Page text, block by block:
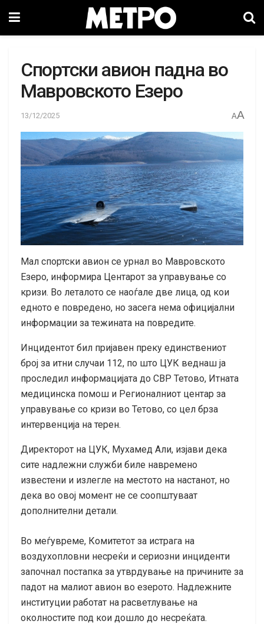
Спортски авион падна во
Мавровското Езеро
13/12/2025 AA
Мал спортски авион се урнал во Мавровското
Езеро, информира Центарот за управување со
кризи. Во леталото се наоѓале две лица, од кои
едното е повредено, но засега нема официјални
информации за тежината на повредите.
Инцидентот бил пријавен преку единствениот
број за итни случаи 112, по што ЦУК веднаш ја
проследил информацијата до СВР Тетово, Итната
медицинска помош и Регионалниот центар за
управување со кризи во Тетово, со цел брза
интервенција на терен.
Директорот на ЦУК, Мухамед Али, изјави дека
сите надлежни служби биле навремено
известени и излегле на местото на настанот, но
дека во овој момент не се соопштуваат
дополнителни детали.
Во меѓувреме, Комитетот за истрага на
воздухопловни несреќи и сериозни инциденти
започнал постапка за утврдување на причините за
падот на малиот авион во езерото. Надлежните
институции работат на расветлување на
околностите под кои дошло до несреќата.